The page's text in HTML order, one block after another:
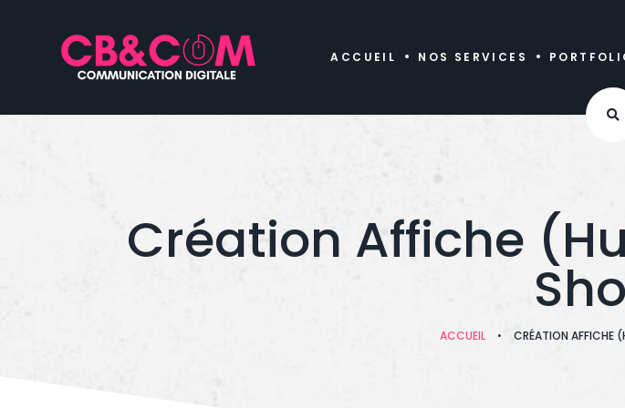
ACCUEIL NOS SERVICES
Création Affiche
ACCUEIL • CRÉATION AFFICHE